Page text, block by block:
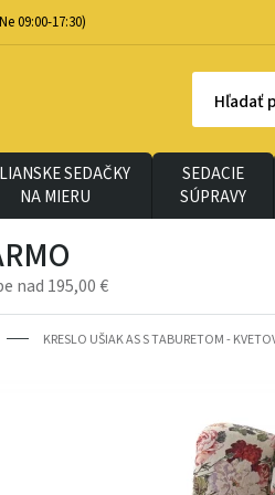
09:00-17:30)
Hľadať
SEDAČKY
NA MIERU
SEDACIE
SÚPRAVY
nad 195,00 €
KRESLO UŠIAK AS S TABURETOM -